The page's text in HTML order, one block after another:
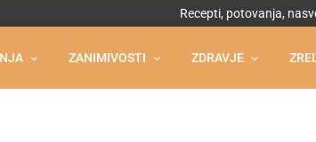
Recepti, potovanja,
ZANIMIVOSTI ZDRAVJE